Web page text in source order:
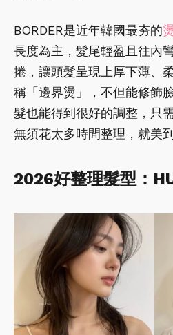
BORDER是近年韓國最夯的
長度為主，髮尾輕盈且往內
捲，讓頭髮呈現上厚下薄、
稱「邊界燙」，不但能修飾
髮也能得到很好的調整，只
無須花太多時間整理，就美
2026好整理髮型：